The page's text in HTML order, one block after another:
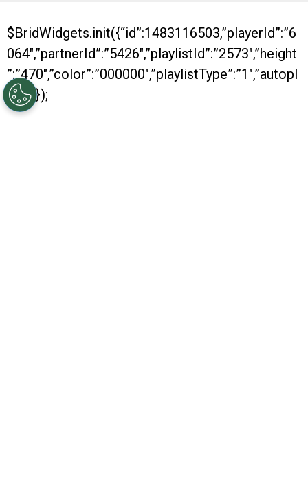
$BridWidgets.init({“id”:1483116503,”playerId”:”6
064″,”partnerId”:”5426″,”playlistId”:”2573″,”height
”:”470″,”color”:”000000″,”playlistType”:”1″,”autopl
ay”:0});